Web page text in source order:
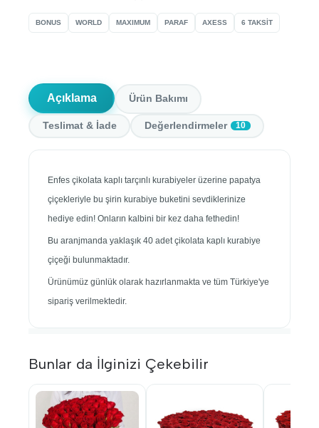
BONUS WORLD MAXIMUM PARAF AXESS 6 TAKSİT
Açıklama Ürün Bakımı
Teslimat & İade Değerlendirmeler 10
Enfes çikolata kaplı tarçınlı kurabiyeler üzerine papatya
çiçekleriyle bu şirin kurabiye buketini sevdiklerinize
hediye edin! Onların kalbini bir kez daha fethedin!
Bu aranjmanda yaklaşık 40 adet çikolata kaplı kurabiye
çiçeği bulunmaktadır.
Ürünümüz günlük olarak hazırlanmakta ve tüm Türkiye'ye
sipariş verilmektedir.
Bunlar da İlginizi Çekebilir